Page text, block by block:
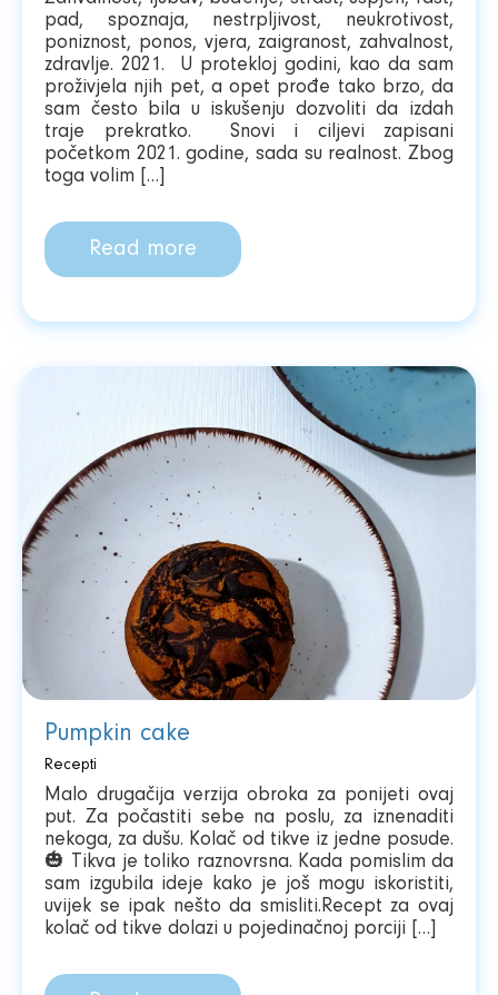
pad, spoznaja, nestrpljivost, neukrotivost,
poniznost, ponos, vjera, zaigranost, zahvalnost,
zdravlje. 2021. U protekloj godini, kao da sam
proživjela njih pet, a opet prođe tako brzo, da
sam često bila u iskušenju dozvoliti da izdah
traje prekratko. Snovi i ciljevi zapisani
početkom 2021. godine, sada su realnost. Zbog
toga volim […]
Read more
Pumpkin cake
Recepti
Malo drugačija verzija obroka za ponijeti ovaj
put. Za počastiti sebe na poslu, za iznenaditi
nekoga, za dušu. Kolač od tikve iz jedne posude.
🎃 Tikva je toliko raznovrsna. Kada pomislim da
sam izgubila ideje kako je još mogu iskoristiti,
uvijek se ipak nešto da smisliti.Recept za ovaj
kolač od tikve dolazi u pojedinačnoj porciji […]